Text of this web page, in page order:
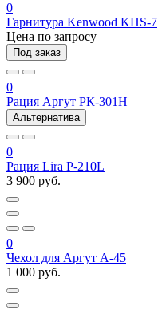
0
Гарнитура Kenwood KHS-7
Цена по запросу
Под заказ
0
Рация Аргут РК-301Н
Альтернатива
0
Рация Lira P-210L
3 900 руб.
0
Чехол для Аргут А-45
1 000 руб.